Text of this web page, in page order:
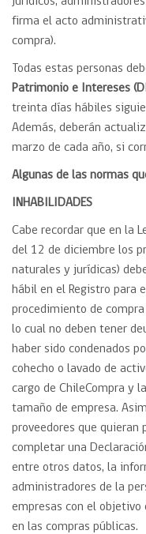
firma el acto
compra).
Todas estas personas
Patrimonio e Intereses
treinta días hábiles
Además, deberán
marzo de cada año, si
Algunas de las normas
INHABILIDADES
Cabe recordar que en la
del 12 de diciembre los
naturales y jurídicas)
hábil en el Registro para
procedimiento de
lo cual no deben tener
haber sido condenados
cohecho o lavado de
cargo de ChileCompra y
tamaño de empresa.
proveedores que quieran
completar una
entre otros datos, la
administradores de la
empresas con el
en las compras públicas.